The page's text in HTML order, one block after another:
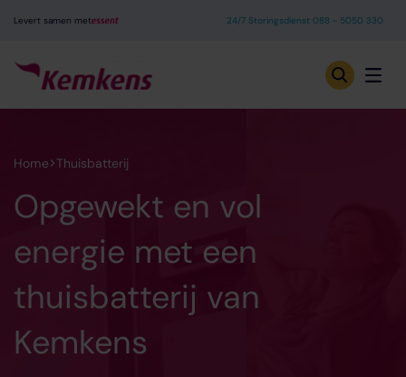
Levert samen met 24/7 Storingsdienst 088 - 5050 330
Home Thuisbatterij
Opgewekt en vol
energie met een
thuisbatterij van
Kemkens